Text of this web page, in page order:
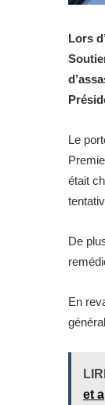
Lors
Le
était
De
En
et